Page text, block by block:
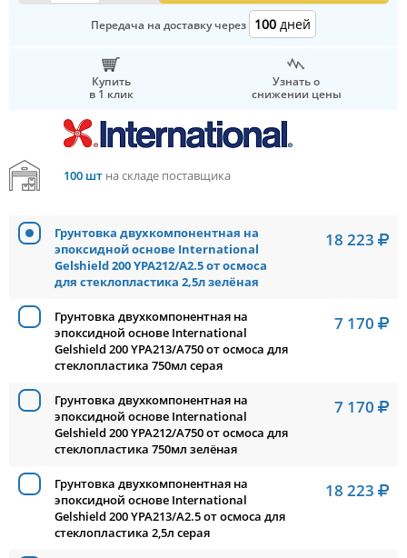
Передача на доставку через 100 дней
Купить
в 1 клик
Узнать о
снижении цены
100 штна складе поставщика
Грунтовка двухкомпонентная на
эпоксидной основе International
Gelshield 200 YPA212/A2.5 от осмоса
для стеклопластика 2,5л зелёная
18 223
Грунтовка двухкомпонентная на
эпоксидной основе International
Gelshield 200 YPA213/A750 от осмоса для
стеклопластика 750мл серая
7 170
Грунтовка двухкомпонентная на
эпоксидной основе International
Gelshield 200 YPA212/A750 от осмоса для
стеклопластика 750мл зелёная
7 170
Грунтовка двухкомпонентная на
эпоксидной основе International
Gelshield 200 YPA213/A2.5 от осмоса для
стеклопластика 2,5л серая
18 223